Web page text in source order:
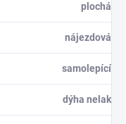
plochá
nájezdová
samolepící
dýha nelak